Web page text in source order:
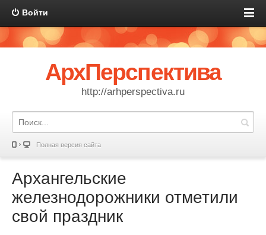
Войти
АрхПерспектива
http://arhperspectiva.ru
Полная версия сайта
Архангельские
железнодорожники отметили
свой праздник